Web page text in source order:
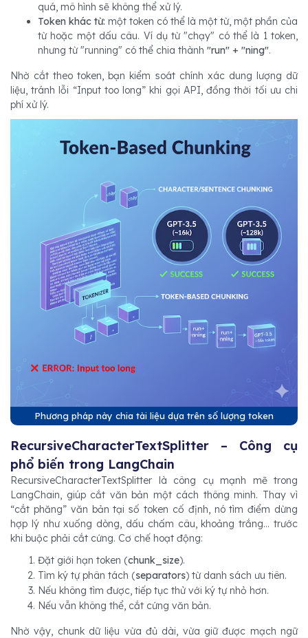
quá, mô hình sẽ không thể xử lý.
Token khác từ: một token có thể là một từ, một phần của
từ hoặc một dấu câu. Ví dụ từ "chạy" có thể là 1 token,
nhưng từ "running" có thể chia thành "run" + "ning".
Nhờ cắt theo token, bạn kiểm soát chính xác dung lượng dữ
liệu, tránh lỗi “Input too long” khi gọi API, đồng thời tối ưu chi
phí xử lý.
Phương pháp này chia tài liệu dựa trên số lượng token
RecursiveCharacterTextSplitter – Công cụ
phổ biến trong LangChain
RecursiveCharacterTextSplitter là công cụ mạnh mẽ trong
LangChain, giúp cắt văn bản một cách thông minh. Thay vì
“cắt phăng” văn bản tại số token cố định, nó tìm điểm dừng
hợp lý như xuống dòng, dấu chấm câu, khoảng trắng… trước
khi buộc phải cắt cứng. Cơ chế hoạt động:
Đặt giới hạn token (chunk_size).
Tìm ký tự phân tách (separators) từ danh sách ưu tiên.
Nếu không tìm được, tiếp tục thử với ký tự nhỏ hơn.
Nếu vẫn không thể, cắt cứng văn bản.
Nhờ vậy, chunk dữ liệu vừa đủ dài, vừa giữ được mạch ngữ